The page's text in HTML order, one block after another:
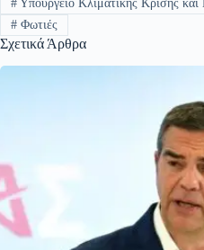
#Υπουργείο Κλιματικής Κρίσης και
#Φωτιές
Σχετικά Άρθρα